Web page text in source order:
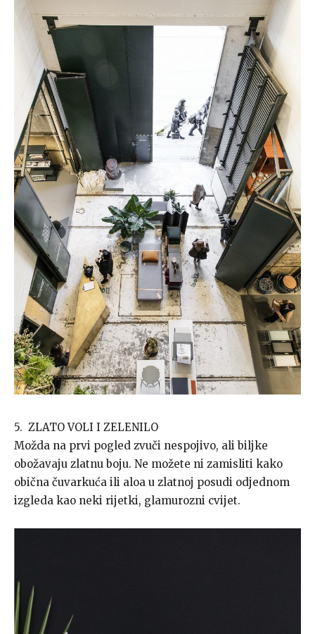
5. ZLATO VOLI I ZELENILO
Možda na prvi pogled zvuči nespojivo, ali biljke
obožavaju zlatnu boju. Ne možete ni zamisliti kako
obična čuvarkuća ili aloa u zlatnoj posudi odjednom
izgleda kao neki rijetki, glamurozni cvijet.